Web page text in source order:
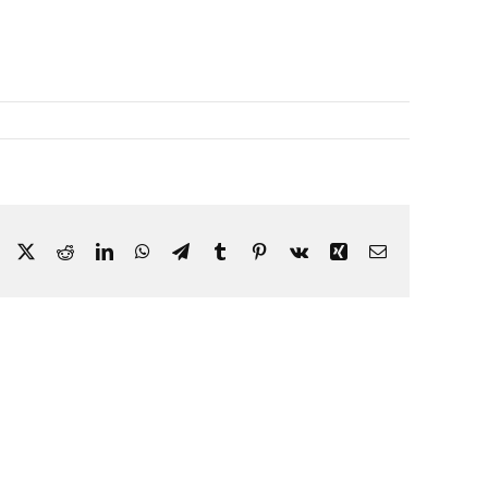
Facebook
X RedditLinkedInWhatsApp
TelegramTumblrPinterest
Vk Xing Correo